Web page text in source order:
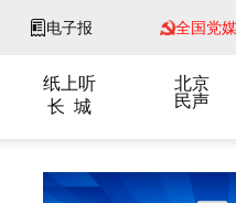
电子报 全国党媒
纸上听
长 城
北京
民声